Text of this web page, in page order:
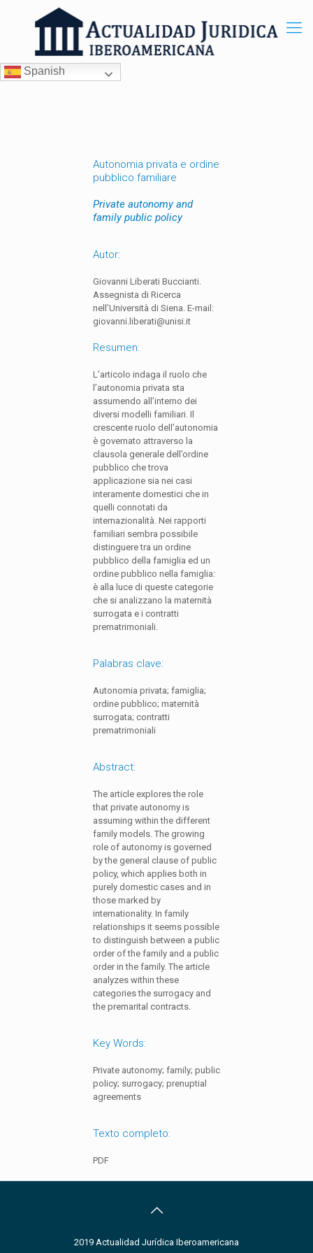
Spanish
Autonomia privata e ordine
pubblico familiare
Private autonomy and
family public policy
Autor:
Giovanni Liberati Buccianti.
Assegnista di Ricerca
nell’Università di Siena. E-mail:
giovanni.liberati@unisi.it
Resumen:
L’articolo indaga il ruolo che
l’autonomia privata sta
assumendo all’interno dei
diversi modelli familiari. Il
crescente ruolo dell’autonomia
è governato attraverso la
clausola generale dell’ordine
pubblico che trova
applicazione sia nei casi
interamente domestici che in
quelli connotati da
internazionalità. Nei rapporti
familiari sembra possibile
distinguere tra un ordine
pubblico della famiglia ed un
ordine pubblico nella famiglia:
è alla luce di queste categorie
che si analizzano la maternità
surrogata e i contratti
prematrimoniali.
Palabras clave:
Autonomia privata; famiglia;
ordine pubblico; maternità
surrogata; contratti
prematrimoniali
Abstract:
The article explores the role
that private autonomy is
assuming within the different
family models. The growing
role of autonomy is governed
by the general clause of public
policy, which applies both in
purely domestic cases and in
those marked by
internationality. In family
relationships it seems possible
to distinguish between a public
order of the family and a public
order in the family. The article
analyzes within these
categories the surrogacy and
the premarital contracts.
Key Words:
Private autonomy; family; public
policy; surrogacy; prenuptial
agreements
Texto completo:
PDF
2019 Actualidad Jurídica Iberoamericana